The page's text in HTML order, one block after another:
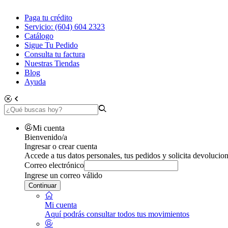
Paga tu crédito
Servicio: (604) 604 2323
Catálogo
Sigue Tu Pedido
Consulta tu factura
Nuestras Tiendas
Blog
Ayuda
Mi cuenta
Bienvenido/a
Ingresar o crear cuenta
Accede a tus datos personales, tus pedidos y solicita
Correo electrónico
Ingrese un correo válido
Continuar
Mi cuenta
Aquí podrás consultar todos tus movimientos